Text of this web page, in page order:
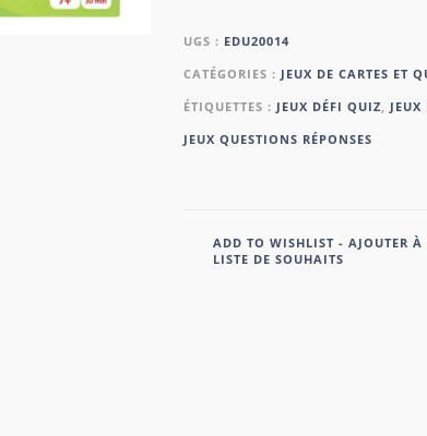
UGS : EDU20014
CATÉGORIES : JEUX DE CARTES ET
ÉTIQUETTES : JEUX DÉFI QUIZ,
JEUX QUESTIONS RÉPONSES
ADD TO WISHLIST - AJOUTER À
LISTE DE SOUHAITS